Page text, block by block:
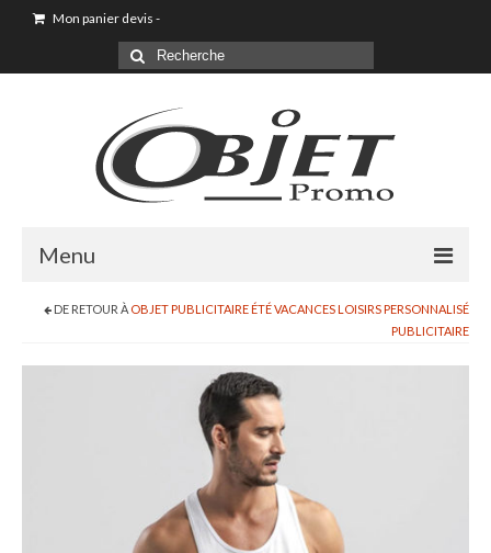
Mon panier devis -
Menu
Goodies & Objet Publicitaire
T-shirt Personnalisé
Goodies été loisirs vacances
Maison & Cuisine
Accessoires cuisine personnalisés
Gant de cuisine personnalisé
DE RETOUR À OBJET PUBLICITAIRE ÉTÉ VACANCES LOISIRS PERSONNALISÉ
PUBLICITAIRE